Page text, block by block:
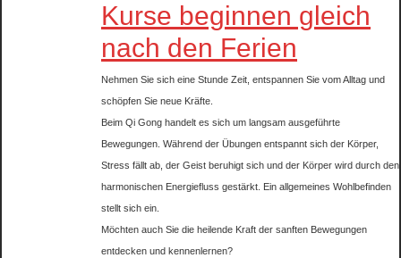
Kurse beginnen gleich
nach den Ferien
Nehmen Sie sich eine Stunde Zeit, entspannen Sie vom Alltag und
schöpfen Sie neue Kräfte.
Beim Qi Gong handelt es sich um langsam ausgeführte
Bewegungen. Während der Übungen entspannt sich der Körper,
Stress fällt ab, der Geist beruhigt sich und der Körper wird durch den
harmonischen Energiefluss gestärkt. Ein allgemeines Wohlbefinden
stellt sich ein.
Möchten auch Sie die heilende Kraft der sanften Bewegungen
entdecken und kennenlernen?